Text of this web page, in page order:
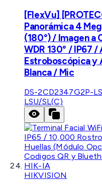
[FlexVu]
Panorámica 4
(180°) / Imagen
WDR 130° / IP67 /
Estroboscópica y
Blanca / Mic
DS-2CD2347G2P-
LSU/SL(C)
HIKVISION